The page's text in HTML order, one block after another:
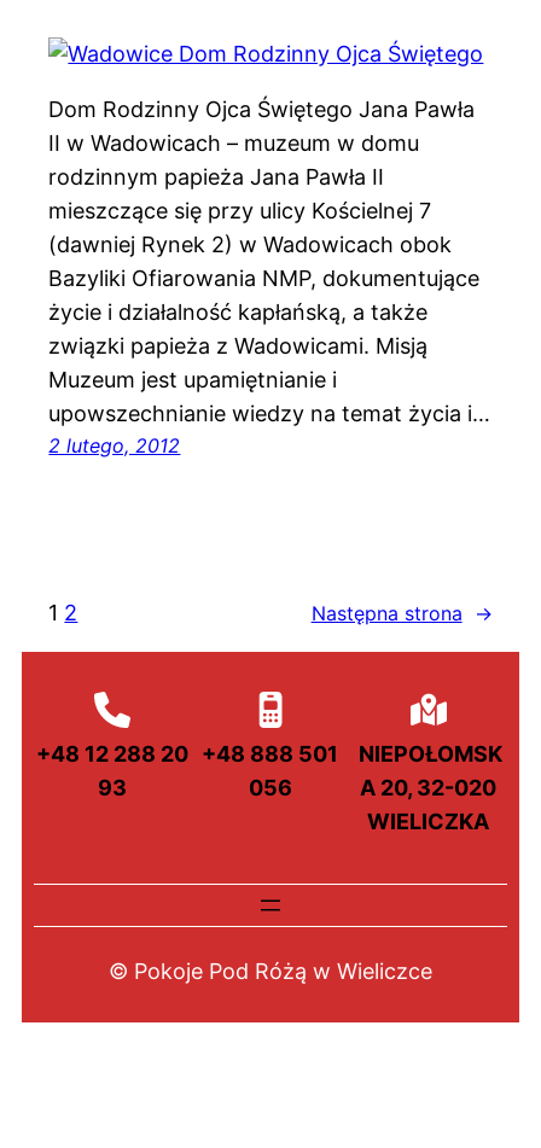
Dom Rodzinny Ojca Świętego Jana Pawła
II w Wadowicach – muzeum w domu
rodzinnym papieża Jana Pawła II
mieszczące się przy ulicy Kościelnej 7
(dawniej Rynek 2) w Wadowicach obok
Bazyliki Ofiarowania NMP, dokumentujące
życie i działalność kapłańską, a także
związki papieża z Wadowicami. Misją
Muzeum jest upamiętnianie i
upowszechnianie wiedzy na temat życia i…
2 lutego, 2012
1 2 Następna strona →
+48 12 288 20
93
+48 888 501
056
NIEPOŁOMSK
A 20, 32-020
WIELICZKA
© Pokoje Pod Różą w Wieliczce